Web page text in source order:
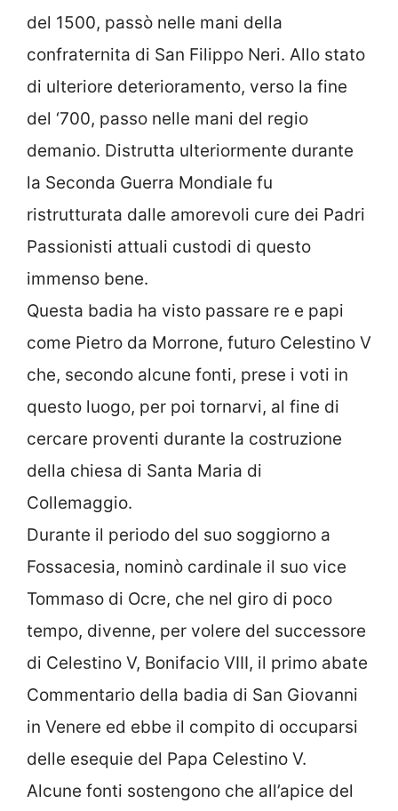
del 1500, passò nelle mani della
confraternita di San Filippo Neri. Allo stato
di ulteriore deterioramento, verso la fine
del ‘700, passo nelle mani del regio
demanio. Distrutta ulteriormente durante
la Seconda Guerra Mondiale fu
ristrutturata dalle amorevoli cure dei Padri
Passionisti attuali custodi di questo
immenso bene.
Questa badia ha visto passare re e papi
come Pietro da Morrone, futuro Celestino V
che, secondo alcune fonti, prese i voti in
questo luogo, per poi tornarvi, al fine di
cercare proventi durante la costruzione
della chiesa di Santa Maria di
Collemaggio.
Durante il periodo del suo soggiorno a
Fossacesia, nominò cardinale il suo vice
Tommaso di Ocre, che nel giro di poco
tempo, divenne, per volere del successore
di Celestino V, Bonifacio VIII, il primo abate
Commentario della badia di San Giovanni
in Venere ed ebbe il compito di occuparsi
delle esequie del Papa Celestino V.
Alcune fonti sostengono che all’apice del